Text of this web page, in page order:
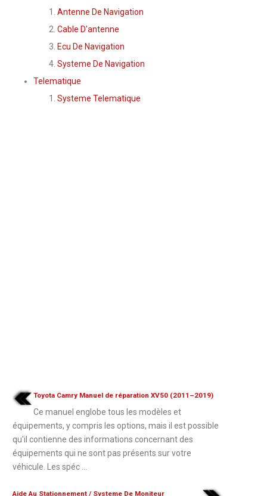
Antenne De Navigation
Cable D'antenne
Ecu De Navigation
Systeme De Navigation
Telematique
Systeme Telematique
Toyota Camry Manuel de réparation XV50 (2011–2019)
Ce manuel englobe tous les modèles et
équipements, y compris les options, mais il est possible
qu'il contienne des informations concernant des
équipements qui ne sont pas présents sur votre
véhicule. Les spéc ...
Aide Au Stationnement / Systeme De Moniteur